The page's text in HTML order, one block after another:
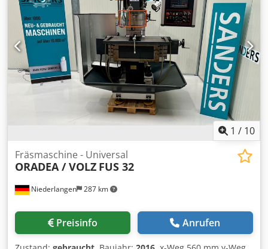
1 / 10
Niederlangen 287 km
Fräsmaschine - Universal
ORADEA / VOLZ FUS 32
Preisinfo Anrufen